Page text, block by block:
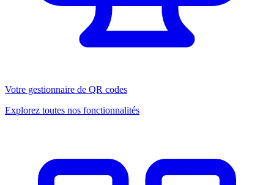
Votre gestionnaire de QR codes
Explorez toutes nos fonctionnalités